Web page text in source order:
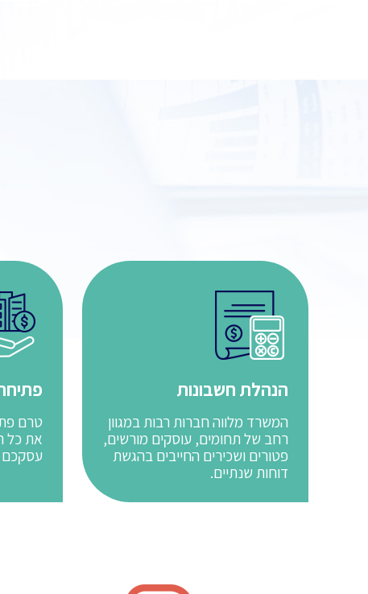
הנהלת חשבונות
המשרד מלווה חברות רבות במגוון
רחב של תחומים, עוסקים מורשים,
פטורים ושכירים החייבים בהגשת
דוחות שנתיים.
טרם
את כל
עסקכם